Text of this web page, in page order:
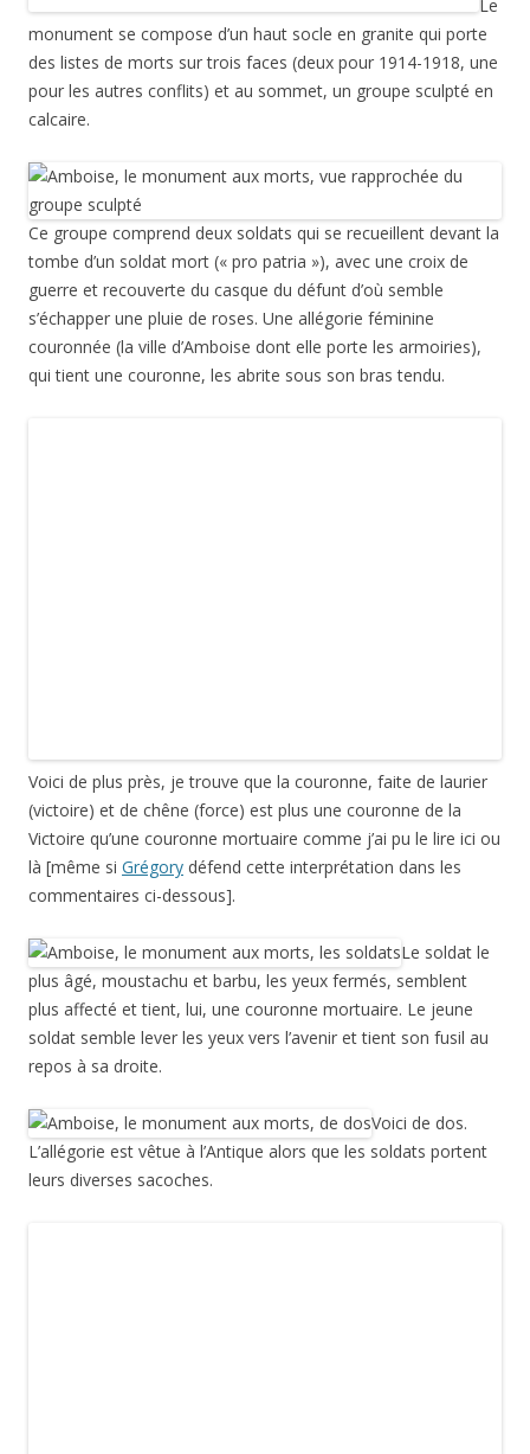
Le
monument se compose d’un haut socle en granite qui porte
des listes de morts sur trois faces (deux pour 1914-1918, une
pour les autres conflits) et au sommet, un groupe sculpté en
calcaire.
Ce groupe comprend deux soldats qui se recueillent devant la
tombe d’un soldat mort (« pro patria »), avec une croix de
guerre et recouverte du casque du défunt d’où semble
s’échapper une pluie de roses. Une allégorie féminine
couronnée (la ville d’Amboise dont elle porte les armoiries),
qui tient une couronne, les abrite sous son bras tendu.
Voici de plus près, je trouve que la couronne, faite de laurier
(victoire) et de chêne (force) est plus une couronne de la
Victoire qu’une couronne mortuaire comme j’ai pu le lire ici ou
là [même si Grégory défend cette interprétation dans les
commentaires ci-dessous].
Le soldat le
plus âgé, moustachu et barbu, les yeux fermés, semblent
plus affecté et tient, lui, une couronne mortuaire. Le jeune
soldat semble lever les yeux vers l’avenir et tient son fusil au
repos à sa droite.
Voici de dos.
L’allégorie est vêtue à l’Antique alors que les soldats portent
leurs diverses sacoches.